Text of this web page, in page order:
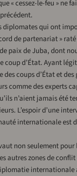
« cessez-le-feu » ne
diplomates qui ont
de partenariat »
paix de Juba, dont
coup d’État. Ayant
des coups d’État et des
comme des experts
n’aient jamais été
L’espoir d’une
internationale est
non seulement pour
autres zones de
internationale